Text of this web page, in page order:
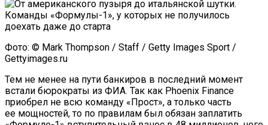
Фото: © Mark Thompson / Staff / Getty Images Sport /
Gettyimages.ru
Тем не менее на пути банкиров в последний момент
встали бюрократы из ФИА. Так как Phoenix Finance
приобрел не всю команду «Прост», а только часть
ее мощностей, то по правилам был обязан заплатить